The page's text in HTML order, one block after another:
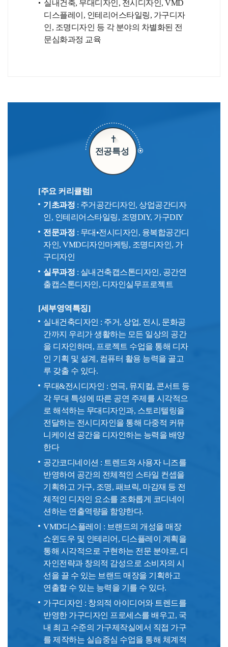
실내건축, 무대디자인, 전시디자인, VMD
디스플레이, 인테리어스타일링, 가구디자
인, 조명디자인 등 각 분야의 차별화된 전
문심화과정 교육
전공특성
[주요 커리큘럼]
기초과정 : 주거공간디자인, 상업공간디자
인, 인테리어스타일링, 조명DIY, 가구DIY
전문과정 : 무대•전시디자인, 융복합공간디
자인, VMD디자인마케팅, 조명디자인, 가
구디자인
실무과정 : 실내건축캡스톤디자인, 공간연
출캡스톤디자인, 디자인실무프로젝트
[세부영역특징]
실내건축디자인 : 주거, 상업, 전시, 문화공
간까지 우리가 생활하는 모든 일상의 공간
을 디자인하며, 프로젝트 수업을 통해 디자
인 기획 및 설계, 컴퓨터 활용 능력을 골고
루 갖출 수 있다.
무대&전시디자인 : 연극, 뮤지컬, 콘서트 등
각 무대 특성에 따른 공연 주제를 시각적으
로 해석하는 무대디자인과, 스토리텔링을
전달하는 전시디자인을 통해 다중적 커뮤
니케이션 공간을 디자인하는 능력을 배양
한다
공간코디네이션 : 트렌드와 사용자 니즈를
반영하여 공간의 전체적인 스타일 컨셉을
기획하고 가구, 조명, 패브릭, 마감재 등 전
체적인 디자인 요소를 조화롭게 코디네이
션하는 연출역량을 함양한다.
VMD디스플레이 : 브랜드의 개성을 매장
쇼윈도우 및 인테리어, 디스플레이 계획을
통해 시각적으로 구현하는 전문 분야로, 디
자인전략과 창의적 감성으로 소비자의 시
선을 끌 수 있는 브랜드 매장을 기획하고
연출할 수 있는 능력을 기를 수 있다.
가구디자인 : 창의적 아이디어와 트렌드를
반영한 가구디자인 프로세스를 배우고, 국
내 최고 수준의 가구제작실에서 직접 가구
를 제작하는 실습중심 수업을 통해 체계적